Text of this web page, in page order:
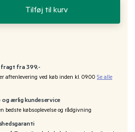
Tilføj til kurv
fra 399,-
aftenlevering ved køb inden kl. 09:00 Se alle
ærlig kundeservice
bedste købsoplevelse og rådgivning